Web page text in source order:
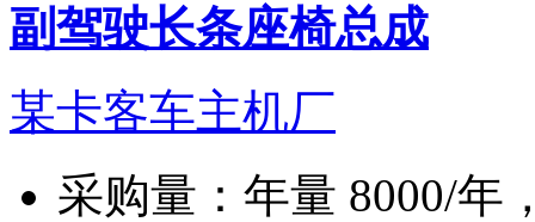
副驾驶长条座椅总成
某卡客车主机厂
采购量： 年量 8000/年